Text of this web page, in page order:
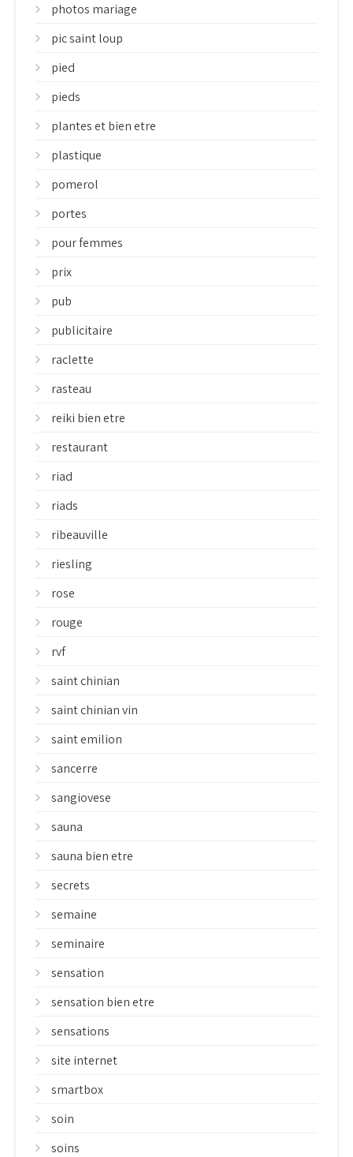
photos mariage
pic saint loup
pied
pieds
plantes et bien etre
plastique
pomerol
portes
pour femmes
prix
pub
publicitaire
raclette
rasteau
reiki bien etre
restaurant
riad
riads
ribeauville
riesling
rose
rouge
rvf
saint chinian
saint chinian vin
saint emilion
sancerre
sangiovese
sauna
sauna bien etre
secrets
semaine
seminaire
sensation
sensation bien etre
sensations
site internet
smartbox
soin
soins